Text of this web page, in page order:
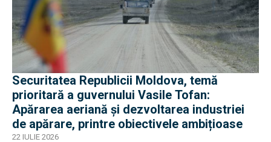
Securitatea Republicii Moldova, temă
prioritară a guvernului Vasile Tofan:
Apărarea aeriană și dezvoltarea industriei
de apărare, printre obiectivele ambițioase
22 IULIE 2026